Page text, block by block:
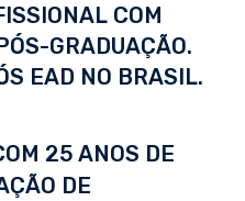
COM
GRADUAÇÃO.
EAD NO BRASIL.
25 ANOS DE
DE